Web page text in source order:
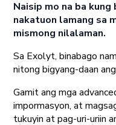
Naisip mo na ba
nakatuon lamang sa
mismong nilalaman.
Sa Exolyt, binabago
nitong bigyang-daan
Gamit ang mga
impormasyon, at
tukuyin at pag-uri-uriin